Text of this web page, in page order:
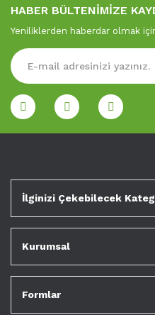
HABER BÜLTENİMİZE
Yeniliklerden haberdar olmak
İlginizi Çekebilecek
Kurumsal
Formlar